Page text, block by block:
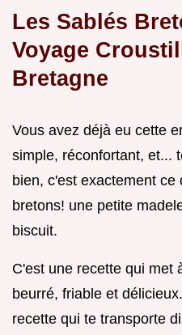
Les Sablés
Voyage
Bretagne
Vous avez déjà eu cette
simple, réconfortant, et...
bien, c'est exactement
bretons! une petite
biscuit.
C'est une recette qui met
beurré, friable et
recette qui te transporte